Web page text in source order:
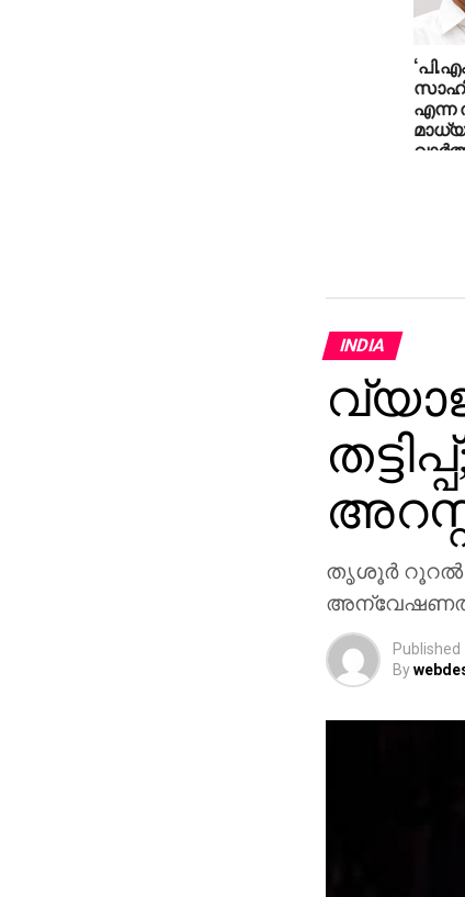
എന്ന
INDIA
തൃശൂര്‍ റൂറല്‍
Published
By